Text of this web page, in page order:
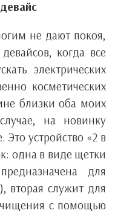
не дают покоя,
когда все
электрических
косметических
близки оба моих
на новинку
устройство «2 в
одна в виде щетки
для
вторая служит для
с помощью